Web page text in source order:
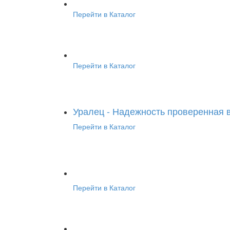
Перейти в Каталог
Перейти в Каталог
Уралец - Надежность проверенная
Перейти в Каталог
Перейти в Каталог